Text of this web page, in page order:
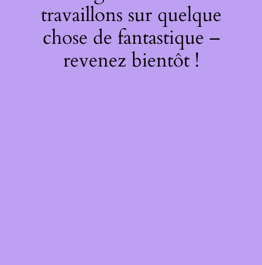
travaillons sur quelque
chose de fantastique –
revenez bientôt !